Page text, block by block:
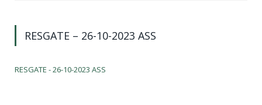
RESGATE – 26-10-2023 ASS
RESGATE - 26-10-2023 ASS